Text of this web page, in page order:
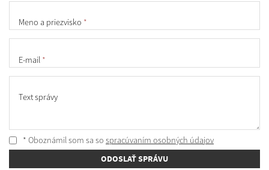
Meno a priezvisko *
E-mail *
Text správy
* Oboznámil som sa so spracúvaním osobných údajov
ODOSLAŤ SPRÁVU